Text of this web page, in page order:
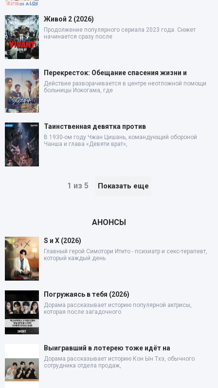
Живой 2 (2026)
Продолжение популярного сериала 2023 года. Сюжет
начинается сразу после
Перекресток: Обещание спасения жизни и
Действие разворачивается в центре неотложной помощи
больницы Иокогама, где
Таинственная девятка против
В 1930-ом году Чжан Цишань, командующий обороной
Чанша и глава «Девяти врат»,
1 из 5 Показать еще
АНОНСЫ
S и X (2026)
Главный герой Симотори Итито - психиатр и секс-терапевт,
который каждый день
Погружаясь в тебя (2026)
Дорама рассказывает историю популярной актрисы,
которая после загадочного
Выигравший в лотерею тоже идёт на
Дорама рассказывает историю Кон Ын Тхэ, обычного
сотрудника отдела продаж,